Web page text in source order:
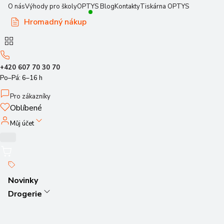
O násVýhody pro školyOPTYS BlogKontaktyTiskárna OPTYS
Hromadný nákup
+420 607 70 30 70
Po–Pá: 6–16 h
Pro zákazníky
Oblíbené
Můj účet
Novinky
Drogerie